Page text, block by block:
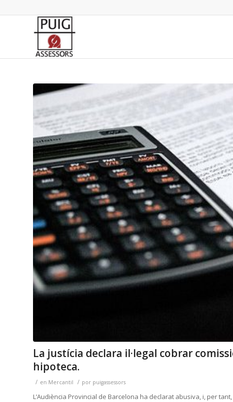
La justícia declara il·legal cobrar
hipoteca.
/ en Mercantil / por puigassessors
L’Audiència Provincial de Barcelona ha declarat abusiva, i, per